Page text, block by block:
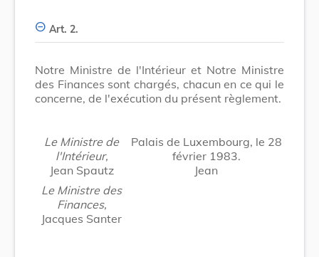
Art. 2.
Notre Ministre de l'Intérieur et Notre Ministre
des Finances sont chargés, chacun en ce qui le
concerne, de l'exécution du présent règlement.
Le Ministre de
l'Intérieur,
Jean Spautz
Le Ministre des
Finances,
Jacques Santer
Palais de Luxembourg, le 28
février 1983.
Jean